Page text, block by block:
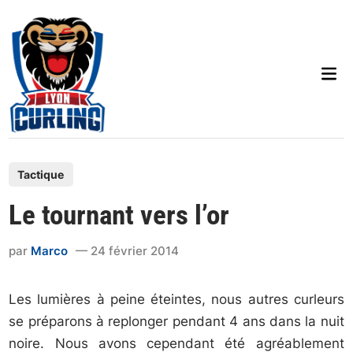
content
Main
s
e
i
n
Tactique
Le tournant vers l’or
par Marco 24 février 2014
Les lumières à peine éteintes, nous autres curleurs
se préparons à replonger pendant 4 ans dans la nuit
noire. Nous avons cependant été agréablement